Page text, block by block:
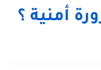
أمنية ؟